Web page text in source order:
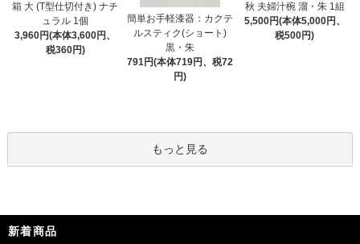
箱 大 (T型仕切付き) ナチ
ュラル 1個
3,960円(本体3,600円、
税360円)
簡単お手軽漆器：カクテ
ルスティク(ショート)
黒・朱
791円(本体719円、税72
円)
秋 夫婦汁椀 溜・朱 1組
5,500円(本体5,000円、
税500円)
もっと見る
新着商品